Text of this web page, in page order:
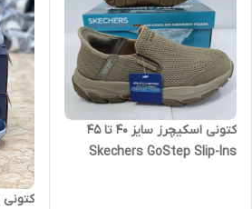
کتونی اسکیچرز سایز ۴۰ تا ۴۵
Skechers GoStep Slip-Ins